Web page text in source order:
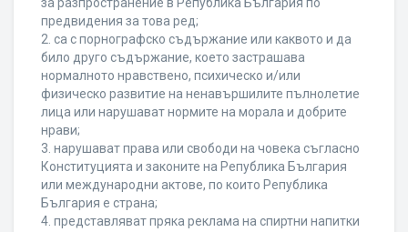
предвидения за това ред;
2. са с порнографско съдържание или каквото и да
било друго съдържание, което застрашава
нормалното нравствено, психическо и/или
физическо развитие на ненавършилите пълнолетие
лица или нарушават нормите на морала и добрите
нрави;
3. нарушават права или свободи на човека съгласно
Конституцията и законите на Република България
или международни актове, по които Република
България е страна;
4. представляват пряка реклама на спиртни напитки